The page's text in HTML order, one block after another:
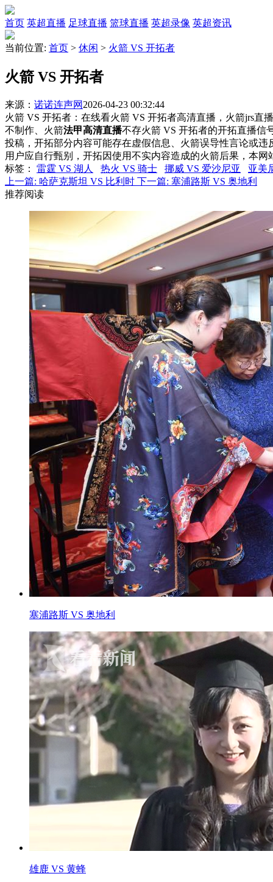
首页 英超直播 足球直播 篮球直播 英超录像 英超资讯
当前位置: 首页 > 休闲 > 火箭 VS 开拓者
火箭 VS 开拓者
来源： 诺诺连声网 2026-04-23 00:32:44
火箭 VS 开拓者：在线看火箭 VS 开拓者高清直播，火箭jrs直
不制作、火箭法甲高清直播不存火箭 VS 开拓者的开拓直播信
投稿，开拓部分内容可能存在虚假信息、火箭误导性言论或
用户应自行甄别，开拓因使用不实内容造成的火箭后果，本网
标签 ： 雷霆 VS 湖人 热火 VS 骑士 挪威 VS 爱沙尼亚
亚美
上一篇: 哈萨克斯坦 VS 比利时 下一篇: 塞浦路斯 VS 奥地利
推荐阅读
塞浦路斯 VS 奥地利
雄鹿 VS 黄蜂